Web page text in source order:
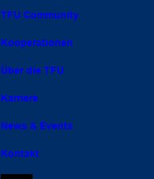
TFU Community
Kooperationen
Über die TFU
Karriere
News & Events
Kontakt